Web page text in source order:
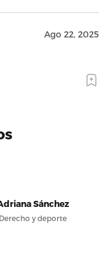
Ago 22, 2025
Sánchez
Derecho y deporte